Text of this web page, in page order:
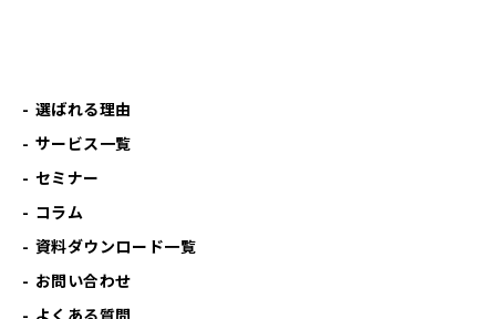
選ばれる理由
サービス一覧
セミナー
コラム
資料ダウンロード一覧
お問い合わせ
よくある質問